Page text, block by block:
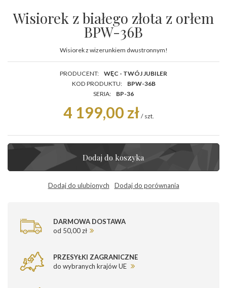
Wisiorek z białego złota z orłem
BPW-36B
Wisiorek z wizerunkiem dwustronnym!
PRODUCENT:
WĘC - TWÓJ JUBILER
KOD PRODUKTU:
BPW-36B
SERIA:
BP-36
4 199,00 zł / szt.
Dodaj do koszyka
Dodaj do ulubionych Dodaj do porównania
DARMOWA DOSTAWA
od 50,00 zł
PRZESYŁKI ZAGRANICZNE
do wybranych krajów UE